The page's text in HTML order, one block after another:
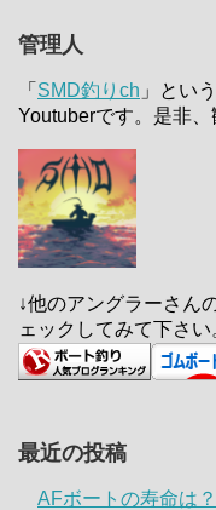
管理人
「 SMD釣りch 」とい
Youtuberです。是非
↓他のアングラーさん
ェックしてみて下さい
最近の投稿
AFボートの寿命は